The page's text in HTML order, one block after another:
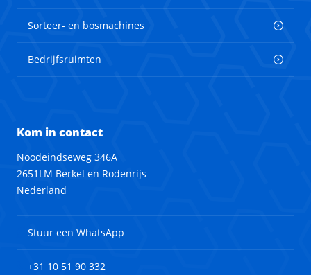
Sorteer- en bosmachines
Bedrijfsruimten
Kom in contact
Noodeindseweg 346A
2651LM Berkel en Rodenrijs
Nederland
Stuur een WhatsApp
+31 10 51 90 332